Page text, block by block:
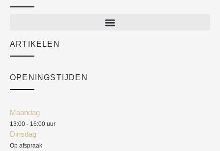
Academy
ARTIKELEN
OPENINGSTIJDEN
Maandag
13:00 - 16:00 uur
Dinsdag
Op afspraak